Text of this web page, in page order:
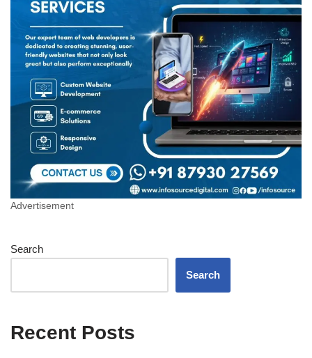
Advertisement
Search
Search
Recent Posts